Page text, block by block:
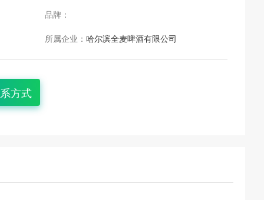
品牌：
所属企业： 哈尔滨全麦啤酒有限公司
方式